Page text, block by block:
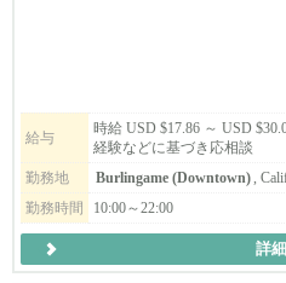
給与
時給 USD $17.86 ～ USD
経験などに基づき応相談
勤務地
Burlingame (Downtown) ,
勤務時間
10:00～22:00
詳細